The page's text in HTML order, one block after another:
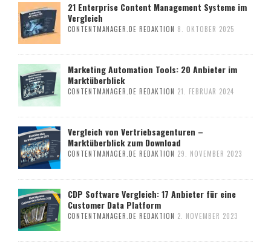
21 Enterprise Content Management Systeme im
Vergleich
CONTENTMANAGER.DE REDAKTION 8. OKTOBER 2025
Marketing Automation Tools: 20 Anbieter im
Marktüberblick
CONTENTMANAGER.DE REDAKTION 21. FEBRUAR 2024
Vergleich von Vertriebsagenturen –
Marktüberblick zum Download
CONTENTMANAGER.DE REDAKTION 29. NOVEMBER 2023
CDP Software Vergleich: 17 Anbieter für eine
Customer Data Platform
CONTENTMANAGER.DE REDAKTION 2. NOVEMBER 2023